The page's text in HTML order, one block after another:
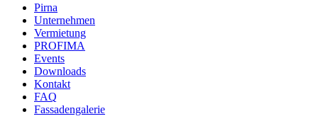
Pirna
Unternehmen
Vermietung
PROFIMA
Events
Downloads
Kontakt
FAQ
Fassadengalerie